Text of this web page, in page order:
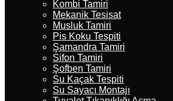
Kombi Tamiri
Mekanik Tesisat
Musluk Tamiri
Pis Koku Tespiti
Şamandra Tamiri
Sifon Tamiri
Şofben Tamiri
Su Kaçak Tespiti
Su Sayacı Montajı